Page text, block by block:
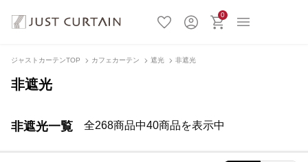
0
ジャストカーテンTOP カフェカーテン 遮光 非遮光
非遮光
非遮光一覧 全268商品中40商品を表示中